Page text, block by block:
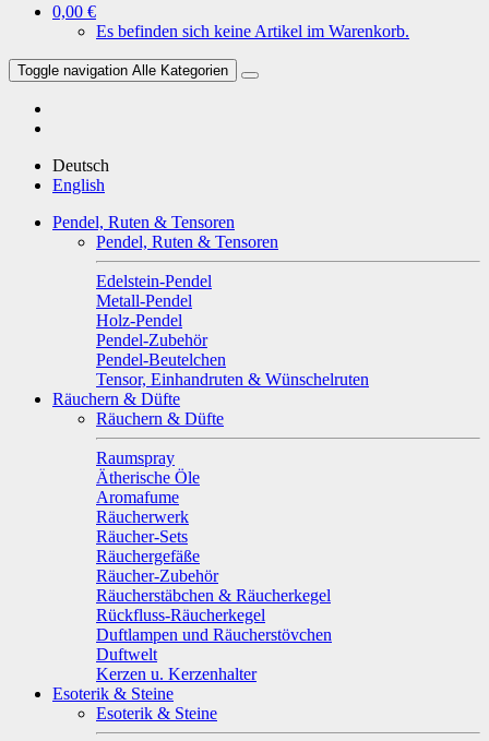
0,00 €
Es befinden sich keine Artikel im Warenkorb.
Toggle navigation Alle Kategorien
Deutsch
English
Pendel, Ruten & Tensoren
Pendel, Ruten & Tensoren
Edelstein-Pendel
Metall-Pendel
Holz-Pendel
Pendel-Zubehör
Pendel-Beutelchen
Tensor, Einhandruten & Wünschelruten
Räuchern & Düfte
Räuchern & Düfte
Raumspray
Ätherische Öle
Aromafume
Räucherwerk
Räucher-Sets
Räuchergefäße
Räucher-Zubehör
Räucherstäbchen & Räucherkegel
Rückfluss-Räucherkegel
Duftlampen und Räucherstövchen
Duftwelt
Kerzen u. Kerzenhalter
Esoterik & Steine
Esoterik & Steine